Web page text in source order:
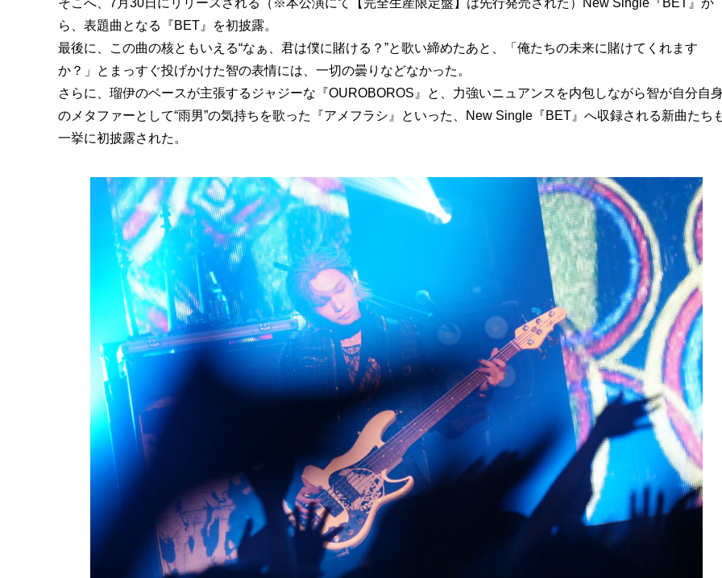
そこへ、7月30日にリリースされる（※本公演にて【完全生産限定盤】は先行発売された）New Single『BET』か
ら、表題曲となる『BET』を初披露。
最後に、この曲の核ともいえる“なぁ、君は僕に賭ける？”と歌い締めたあと、「俺たちの未来に賭けてくれます
か？」とまっすぐ投げかけた智の表情には、一切の曇りなどなかった。
さらに、瑠伊のベースが主張するジャジーな『OUROBOROS』と、力強いニュアンスを内包しながら智が自分自
のメタファーとして“雨男”の気持ちを歌った『アメフラシ』といった、New Single『BET』へ収録される新曲たち
一挙に初披露された。